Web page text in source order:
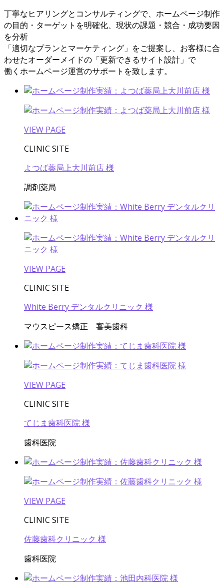
丁寧なヒアリングとコンサルティングで、ホームページ制作
の目的・ターゲットを明確化、現状の課題・競合・成功要因
を分析
「適切なプランとマーケティング」をご提案し、お客様に合
わせたオーダーメイドの「更新できるサイト設計」で
働くホームページ運営のサポートを致します。
VIEW PAGE
CLINIC SITE
よつば薬局上大川前店 様
調剤薬局
VIEW PAGE
CLINIC SITE
White Berry デンタルクリニック 様
マウスピース矯正 審美歯科
VIEW PAGE
CLINIC SITE
てじま歯科医院 様
歯科医院
VIEW PAGE
CLINIC SITE
佐藤歯科クリニック 様
歯科医院